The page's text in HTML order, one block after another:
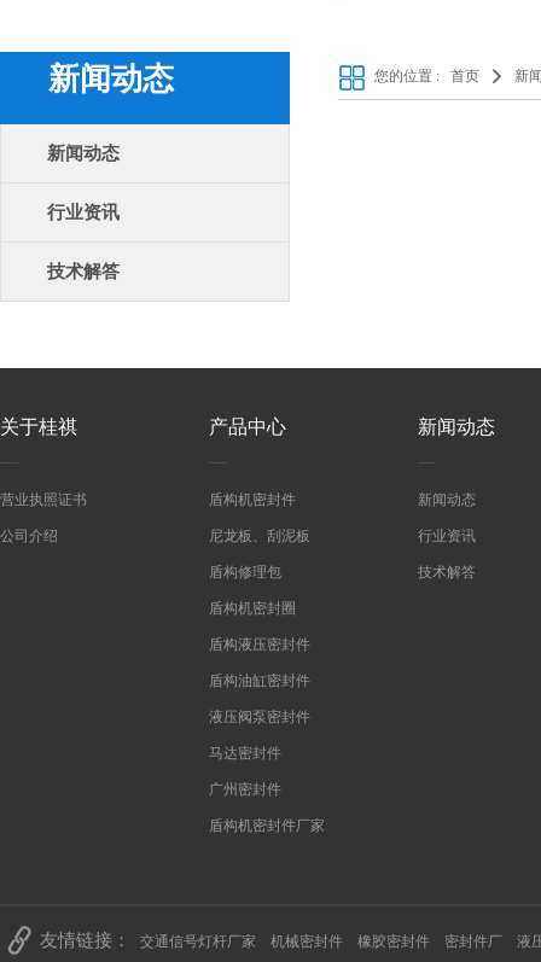
新闻动态
新闻动态
行业资讯
技术解答
您的位置 : 首页 新
关于桂祺
营业执照证书
公司介绍
产品中心
盾构机密封件
尼龙板、刮泥板
盾构修理包
盾构机密封圈
盾构液压密封件
盾构油缸密封件
液压阀泵密封件
马达密封件
广州密封件
盾构机密封件厂家
新闻动态
新闻动态
行业资讯
技术解答
友情链接： 交通信号灯杆厂家 机械密封件 橡胶密封件 密封件厂 液